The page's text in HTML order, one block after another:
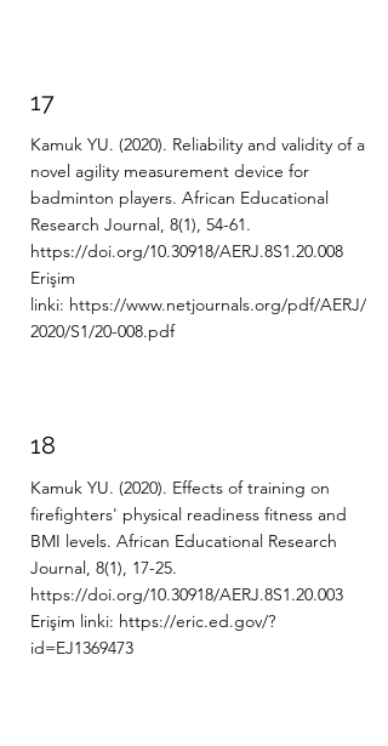
17
Kamuk YU. (2020). Reliability and validity of a
novel agility measurement device for
badminton players. African Educational
Research Journal, 8(1), 54-61.
https://doi.org/10.30918/AERJ.8S1.20.008
Erişim
linki: https://www.netjournals.org/pdf/AERJ/
2020/S1/20-008.pdf
18
Kamuk YU. (2020). Effects of training on
firefighters' physical readiness fitness and
BMI levels. African Educational Research
Journal, 8(1), 17-25.
https://doi.org/10.30918/AERJ.8S1.20.003
Erişim linki: https://eric.ed.gov/?
id=EJ1369473